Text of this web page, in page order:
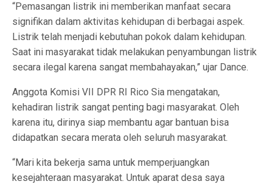
“Pemasangan listrik ini memberikan manfaat secara
signifikan dalam aktivitas kehidupan di berbagai aspek.
Listrik telah menjadi kebutuhan pokok dalam kehidupan.
Saat ini masyarakat tidak melakukan penyambungan listrik
secara ilegal karena sangat membahayakan,” ujar Dance.
Anggota Komisi VII DPR RI Rico Sia mengatakan,
kehadiran listrik sangat penting bagi masyarakat. Oleh
karena itu, dirinya siap membantu agar bantuan bisa
didapatkan secara merata oleh seluruh masyarakat.
“Mari kita bekerja sama untuk memperjuangkan
kesejahteraan masyarakat. Untuk aparat desa saya